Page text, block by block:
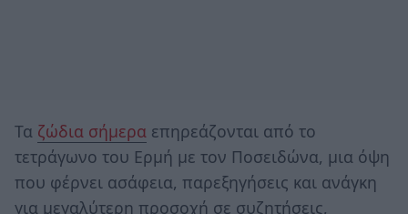
Τα ζώδια σήμερα επηρεάζονται από το
τετράγωνο του Ερμή με τον Ποσειδώνα, μια όψη
που φέρνει ασάφεια, παρεξηγήσεις και ανάγκη
για μεγαλύτερη προσοχή σε συζητήσεις,